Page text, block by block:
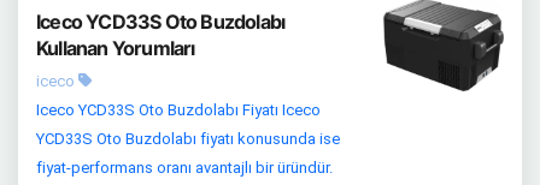
Iceco YCD33S Oto Buzdolabı
Kullanan Yorumları
iceco
Iceco YCD33S Oto Buzdolabı Fiyatı Iceco
YCD33S Oto Buzdolabı fiyatı konusunda ise
fiyat-performans oranı avantajlı bir üründür.